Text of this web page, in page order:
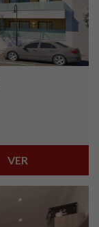
VER